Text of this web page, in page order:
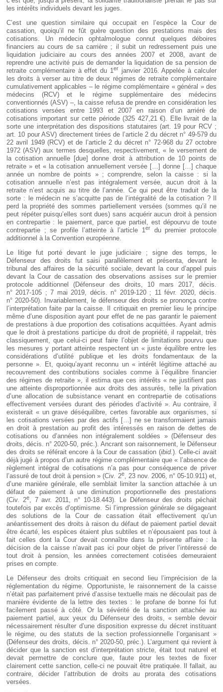
les intérêts individuels devant les juges.
C’est une question similaire qui occupait en l’espèce la Cour de
cassation, quoiqu’il ne fût guère question des prestations mais des
cotisations. Un médecin ophtalmologue connut quelques déboires
financiers au cours de sa carrière ; il subit un redressement puis une
liquidation judiciaire au cours des années 2007 et 2008, avant de
reprendre une activité puis de demander la liquidation de sa pension de
retraite complémentaire à effet du 1er janvier 2016. Appelée à calculer
les droits à verser au titre de deux régimes de retraite complémentaire
cumulativement applicables – le régime complémentaire « général » des
médecins (RCV) et le régime supplémentaire des médecins
conventionnés (ASV) –, la caisse refusa de prendre en considération les
cotisations versées entre 1993 et 2007 en raison d’un arriéré de
cotisations important sur cette période (325 427,21 €). Elle livrait de la
sorte une interprétation des dispositions statutaires (art. 19 pour RCV ;
art. 10 pour ASV) directement tirées de l’article 2 du décret n° 49-579 du
22 avril 1949 (RCV) et de l’article 2 du décret n° 72-968 du 27 octobre
1972 (ASV) aux termes desquelles, respectivement, « le versement de
la cotisation annuelle [due] donne droit à attribution de 10 points de
retraite » et « la cotisation annuellement versée […] donne […] chaque
année un nombre de points » ; comprendre, selon la caisse : si la
cotisation annuelle n’est pas intégralement versée, aucun droit à la
retraite n’est acquis au titre de l’année. Ce qui peut être traduit de la
sorte : le médecin ne s’acquitte pas de l’intégralité de la cotisation ? Il
perd la propriété des sommes partiellement versées (sommes qu’il ne
peut répéter puisqu’elles sont dues) sans acquérir aucun droit à pension
en contrepartie : le paiement, parce que partiel, est dépourvu de toute
contrepartie ; se profile l’atteinte à l’article 1er
du premier protocole
additionnel à la Convention européenne.
Le litige fut porté devant le juge judiciaire ; signe des temps, le
Défenseur des droits fut saisi parallèlement et présenta, devant le
tribunal des affaires de la sécurité sociale, devant la cour d’appel puis
devant la Cour de cassation des observations assises sur le premier
protocole additionnel (Défenseur des droits, 10 mars 2017, décis.
n° 2017-105 ; 7 mai 2019, décis. n° 2019-120 ; 11 févr. 2020, décis.
n° 2020-50). Invariablement, le défenseur des droits se prononça contre
l’interprétation faite par la caisse. Il critiquait en premier lieu le principe
même d’une disposition ayant pour effet de ne pas garantir le paiement
de prestations à due proportion des cotisations acquittées. Ayant admis
que le droit à prestations participe du droit de propriété, il rappelait, très
classiquement, que celui-ci peut faire l’objet de limitations pourvu que
les mesures y portant atteinte respectent un « juste équilibre entre les
considérations d’utilité publique et les droits fondamentaux de la
personne ». Et, quoiqu’ayant reconnu un « intérêt légitime attaché au
recouvrement des contributions sociales comme à l’équilibre financier
des régimes de retraite », il estima que ces intérêts « ne justifient pas
une atteinte disproportionnée aux droits des assurés, telle la privation
d’une allocation de subsistance venant en contrepartie de cotisations
effectivement versées durant des périodes d’activité ». Au contraire, il
existerait « un grave déséquilibre, certes favorable aux organismes, si
les cotisations versées par des actifs […] ne se transformaient jamais
en droit à prestation au profit des intéressés en raison de dettes de
cotisations ou d’années non intégralement soldées » (Défenseur des
droits, décis. n° 2020-50, préc.). Ancrant son raisonnement, le Défenseur
des droits se référait encore à la Cour de cassation (ibid.). Celle-ci avait
déjà jugé à propos d’un autre régime complémentaire que « l’absence de
règlement intégral de cotisations n’a pas pour conséquence de priver
l’assuré de tout droit à pension » (Civ. 2e, 23 nov. 2006, n° 05-10.911) et,
d’une manière générale, elle semblait limiter la sanction attachée à un
défaut de paiement à une diminution proportionnelle des prestations
(Civ. 2e, 7 avr. 2011, n° 10-18.443). Le Défenseur des droits péchait
toutefois par excès d’optimisme. Si l’impression générale se dégageant
des solutions de la Cour de cassation était effectivement qu’un
anéantissement des droits à raison du défaut de paiement partiel devait
être écarté, les espèces étaient plus subtiles et n’épousaient pas tout à
fait celles dont la Cour devait connaître dans la présente affaire : la
décision de la caisse n’avait pas ici pour objet de priver l’intéressé de
tout droit à pension, les années correctement cotisées demeuraient
prises en compte.
Le Défenseur des droits critiquait en second lieu l’imprécision de la
réglementation du régime. Opportuniste, le raisonnement de la caisse
n’était pas parfaitement privé d’assise textuelle mais ne découlait pas de
manière évidente de la lettre des textes : le profane de bonne foi fut
facilement passé à côté. Or la sévérité de la sanction attachée au
paiement partiel, aux yeux du Défenseur des droits, « semble devoir
nécessairement résulter d’une disposition expresse du décret instituant
le régime, ou des statuts de la section professionnelle l’organisant »
(Défenseur des droits, décis. n° 2020-50, préc.). L’argument qui revient à
décider que la sanction est d’interprétation stricte, était tout naturel et
devait permettre de conclure que, faute pour les textes de fixer
clairement cette sanction, celle-ci ne pouvait être pratiquée. Il fallait, au
contraire, décider l’attribution de droits au prorata des cotisations
versées.